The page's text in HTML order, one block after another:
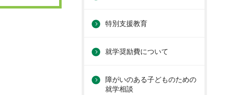
特別支援教育
就学奨励費について
障がいのある子どものための
就学相談